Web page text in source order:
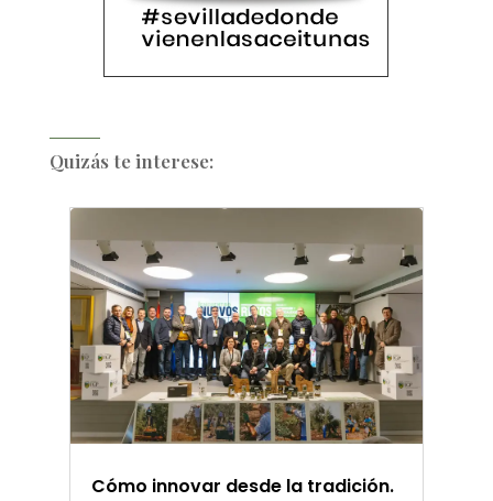
Quizás te interese:
Cómo innovar desde la tradición.